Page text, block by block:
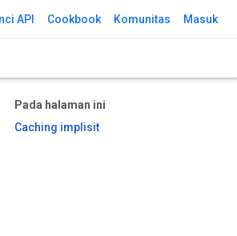
API Cookbook Komunitas Masuk
Pada halaman ini
Caching implisit